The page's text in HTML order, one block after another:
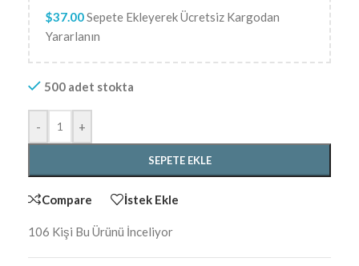
$37.00Sepete Ekleyerek Ücretsiz Kargodan
Yararlanın
500 adet stokta
- +
SEPETE EKLE
Compare İstek Ekle
106 Kişi Bu Ürünü İnceliyor